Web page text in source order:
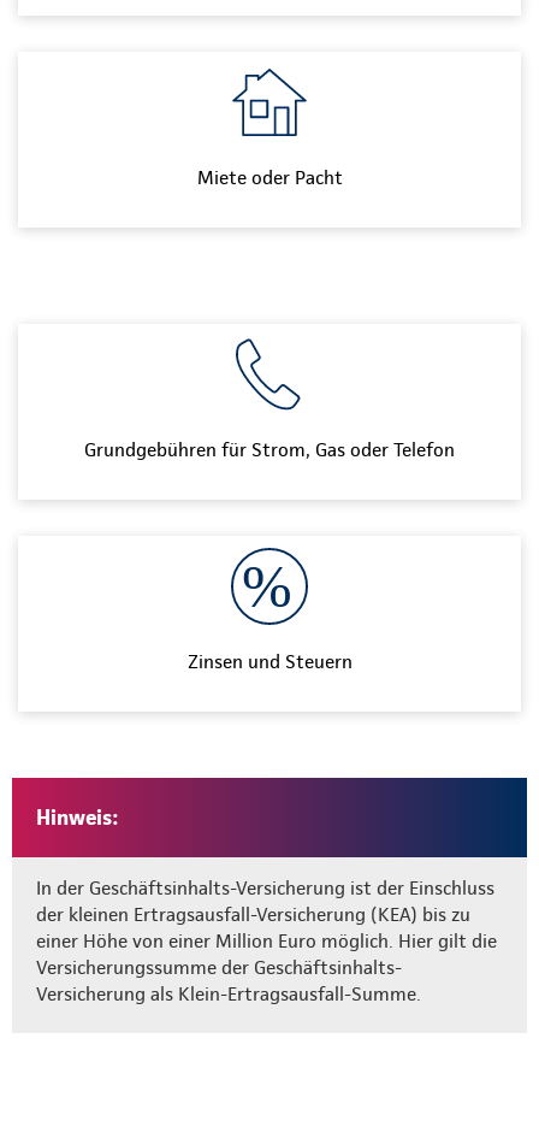
Miete oder Pacht
Grundgebühren für Strom, Gas oder Telefon
Zinsen und Steuern
Hinweis:
In der Geschäftsinhalts-Versicherung ist der Einschluss
der kleinen Ertragsausfall-Versicherung (KEA) bis zu
einer Höhe von einer Million Euro möglich. Hier gilt die
Versicherungssumme der Geschäftsinhalts-
Versicherung als Klein-Ertragsausfall-Summe.